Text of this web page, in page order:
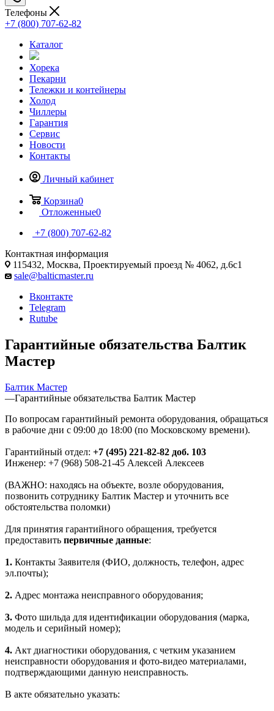
Телефоны
+7 (800) 707-62-82
Каталог
Хорека
Пекарни
Тележки и контейнеры
Холод
Чиллеры
Гарантия
Сервис
Новости
Контакты
Личный кабинет
Корзина0
Отложенные0
+7 (800) 707-62-82
Контактная информация
115432, Москва, Проектируемый проезд № 4062, д.6с1
sale@balticmaster.ru
Вконтакте
Telegram
Rutube
Гарантийные обязательства Балтик
Мастер
Балтик Мастер
—Гарантийные обязательства Балтик Мастер
По вопросам гарантийный ремонта оборудования, обращаться
в рабочие дни с 09:00 до 18:00 (по Московскому времени).
Гарантийный отдел: +7 (495) 221-82-82 доб. 103
Инженер: +7 (968) 508-21-45 Алексей Алексеев
(ВАЖНО: находясь на объекте, возле оборудования,
позвонить сотруднику Балтик Мастер и уточнить все
обстоятельства поломки)
Для принятия гарантийного обращения, требуется
предоcтавить первичные данные:
1. Контакты Заявителя (ФИО, должность, телефон, адрес
эл.почты);
2. Адрес монтажа неисправного оборудования;
3. Фото шильда для идентификации оборудования (марка,
модель и серийный номер);
4. Акт диагностики оборудования, с четким указанием
неисправности оборудования и фото-видео материалами,
подтверждающими данную неисправность.
В акте обязательно указать: